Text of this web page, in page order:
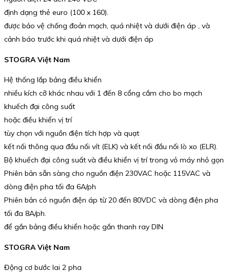
định dạng thẻ euro (100 x 160).
được bảo vệ chống đoản mạch, quá nhiệt và dưới điện áp , và
cảnh báo trước khi quá nhiệt và dưới điện áp
STOGRA Việt Nam
Hệ thống lắp bảng điều khiển
nhiều kích cỡ khác nhau với 1 đến 8 cổng cắm cho bo mạch
khuếch đại công suất
hoặc điều khiển vị trí
tùy chọn với nguồn điện tích hợp và quạt
kết nối thông qua đầu nối vít (ELK) và kết nối đầu nối lò xo (ELR).
Bộ khuếch đại công suất và điều khiển vị trí trong vỏ máy nhỏ gọn
Phiên bản sẵn sàng cho nguồn điện 230VAC hoặc 115VAC và
dòng điện pha tối đa 6A/ph
Phiên bản có nguồn điện áp từ 20 đến 80VDC và dòng điện pha
tối đa 8A/ph.
để gắn bảng điều khiển hoặc gắn thanh ray DIN
STOGRA Việt Nam
Động cơ bước lai 2 pha